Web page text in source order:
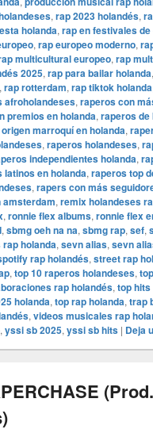
, rap 2023 holandés,
holanda, rap en festivales
, rap europeo moderno,
multicultural europeo, rap
2025, rap para bailar holanda,
, rap rotterdam, rap tiktok holanda
afroholandeses, raperos con
premios en holanda, raperos de
marroquí en holanda,
, raperos holandeses,
independientes holanda,
latinos en holanda, raperos top
, rapers con más
, remix holandeses
, ronnie flex albums, ronnie flex
, sbmg oeh na na, sbmg rap, sef,
holanda, sevn alias, sevn
rap holandés, street rap
, top 10 raperos holandeses,
rap holandés, top hits
holanda, top rap holanda, trap
, videos musicales rap
, yssi sb 2025, yssi sb hits | Deja
(Prod.